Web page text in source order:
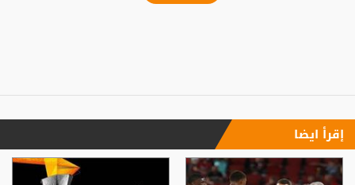
إقرأ ايضا